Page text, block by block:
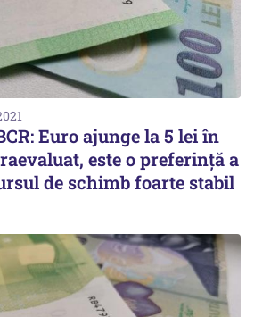
Euro ajunge la 5 lei în
este o preferință a
de schimb foarte stabil